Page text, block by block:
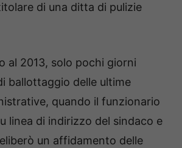
di una ditta di pulizie
al 2013, solo pochi giorni
ballottaggio delle ultime
quando il funzionario
linea di indirizzo del sindaco e
un affidamento delle